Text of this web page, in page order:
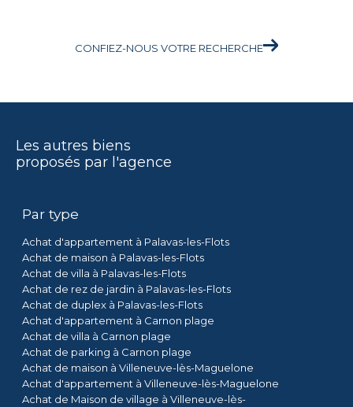
CONFIEZ-NOUS VOTRE RECHERCHE
Les autres biens
proposés par l'agence
Par type
Achat d'appartement à Palavas-les-Flots
Achat de maison à Palavas-les-Flots
Achat de villa à Palavas-les-Flots
Achat de rez de jardin à Palavas-les-Flots
Achat de duplex à Palavas-les-Flots
Achat d'appartement à Carnon plage
Achat de villa à Carnon plage
Achat de parking à Carnon plage
Achat de maison à Villeneuve-lès-Maguelone
Achat d'appartement à Villeneuve-lès-Maguelone
Achat de Maison de village à Villeneuve-lès-